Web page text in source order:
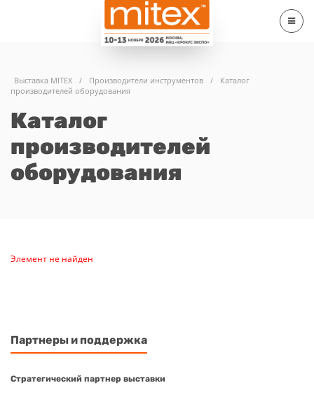
Выставка MITEX / Производители инструментов /
Каталог
производителей оборудования
Каталог
производителей
оборудования
Элемент не найден
Партнеры и поддержка
Стратегический партнер выставки